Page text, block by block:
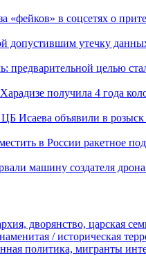
«фейков» в соцсетях о
допустившим утечку
предварительной целью
получила 4 года
Исаева объявили в
в России ракетное
машину создателя
дворянство, царская
/ историческая
политика, мигранты